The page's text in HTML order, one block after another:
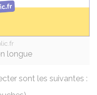
longue
sont les suivantes :